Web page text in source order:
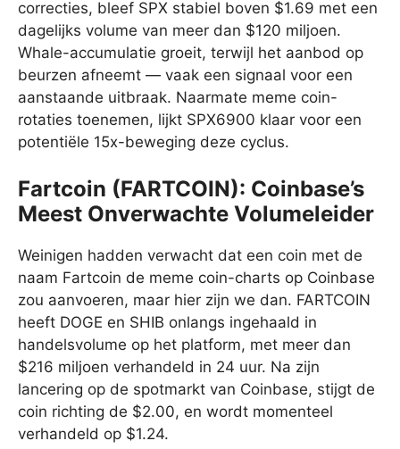
correcties, bleef SPX stabiel boven $1.69 met een
dagelijks volume van meer dan $120 miljoen.
Whale-accumulatie groeit, terwijl het aanbod op
beurzen afneemt — vaak een signaal voor een
aanstaande uitbraak. Naarmate meme coin-
rotaties toenemen, lijkt SPX6900 klaar voor een
potentiële 15x-beweging deze cyclus.
Fartcoin (FARTCOIN): Coinbase’s
Meest Onverwachte Volumeleider
Weinigen hadden verwacht dat een coin met de
naam Fartcoin de meme coin-charts op Coinbase
zou aanvoeren, maar hier zijn we dan. FARTCOIN
heeft DOGE en SHIB onlangs ingehaald in
handelsvolume op het platform, met meer dan
$216 miljoen verhandeld in 24 uur. Na zijn
lancering op de spotmarkt van Coinbase, stijgt de
coin richting de $2.00, en wordt momenteel
verhandeld op $1.24.